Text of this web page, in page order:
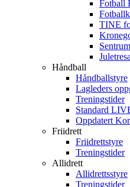
Fotball
TINE
Håndball
Håndballstyre
Lagleders
Treningstider
Standard
Oppdatert
Friidrett
Friidrettstyre
Treningstider
Allidrett
Allidrettsstyre
Treningstider